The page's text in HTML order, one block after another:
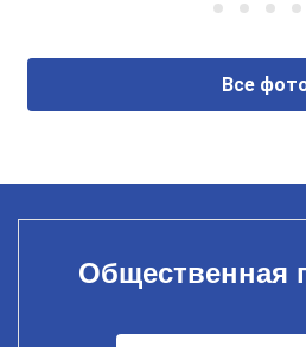
Все
Общественная